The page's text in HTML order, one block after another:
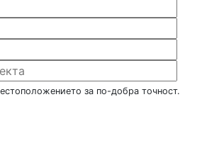
за по-добра точност.